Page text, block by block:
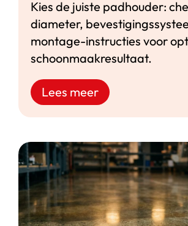
Kies de juiste padhouder:
diameter,
montage-instructies voor
schoonmaakresultaat.
Lees meer